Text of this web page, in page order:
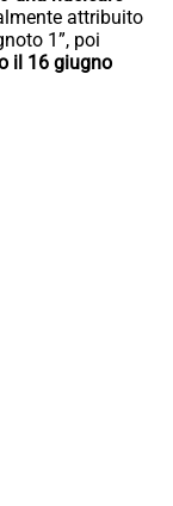
attribuito
1”, poi
il 16 giugno